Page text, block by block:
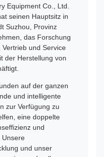
Equipment Co., Ltd.
seinen Hauptsitz in
Suzhou, Provinz
das Forschung
und Service
der Herstellung von
auf der ganzen
und intelligente
zur Verfügung zu
eine doppelte
und
Unsere
und unser